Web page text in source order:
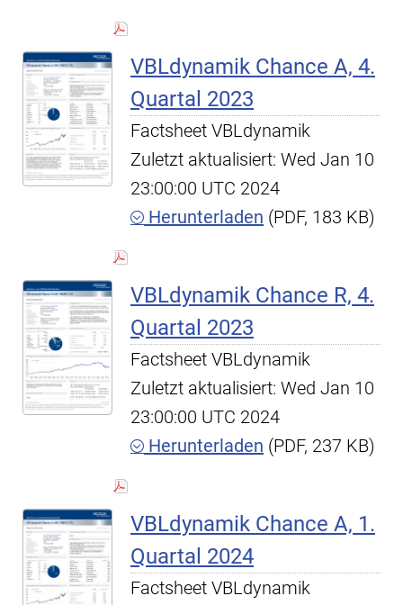
VBLdynamik Chance A, 4.
Quartal 2023
Factsheet VBLdynamik
Zuletzt aktualisiert: Wed Jan 10
23:00:00 UTC 2024
Herunterladen (PDF, 183 KB)
VBLdynamik Chance R, 4.
Quartal 2023
Factsheet VBLdynamik
Zuletzt aktualisiert: Wed Jan 10
23:00:00 UTC 2024
Herunterladen (PDF, 237 KB)
VBLdynamik Chance A, 1.
Quartal 2024
Factsheet VBLdynamik